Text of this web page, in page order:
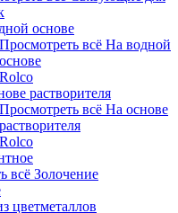
основе
Просмотреть всё На водной
основе
Rolco
растворителя
Просмотреть всё На основе
растворителя
Rolco
всё Золочение
цветметаллов